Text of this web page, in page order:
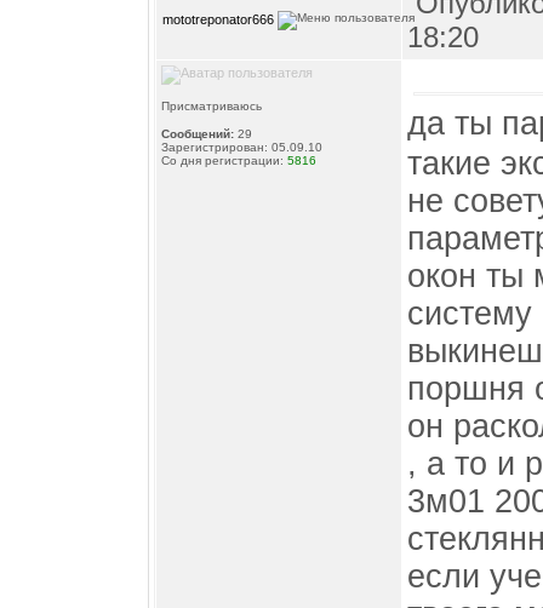
mototreponator666
18:20
Присматриваюсь
Сообщений: 29
Зарегистрирован: 05.09.10
Со дня регистрации: 5816
да ты
такие
не
окон ты
поршня
он
, а то и
3м01
если